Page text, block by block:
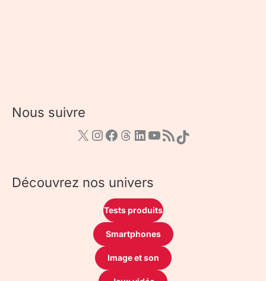
Nous suivre
Découvrez nos univers
Tests produits
Smartphones
Image et son